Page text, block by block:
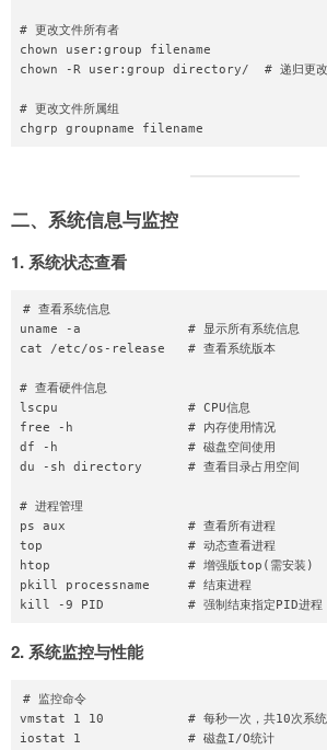
# 更改文件所有者
chown user:group filename
chown -R user:group directory/  # 递归更改
# 更改文件所属组
二、系统信息与监控
1. 系统状态查看
# 查看系统信息
uname -a              # 显示所有系统信息
cat /etc/os-release   # 查看系统版本
# 查看硬件信息
lscpu                 # CPU信息
free -h               # 内存使用情况
df -h                 # 磁盘空间使用
du -sh directory      # 查看目录占用空间
# 进程管理
ps aux                # 查看所有进程
top                   # 动态查看进程
htop                  # 增强版top(需安装)
pkill processname     # 结束进程
2. 系统监控与性能
# 监控命令
vmstat 1 10           # 每秒一次，共10次系统
iostat 1              # 磁盘I/O统计